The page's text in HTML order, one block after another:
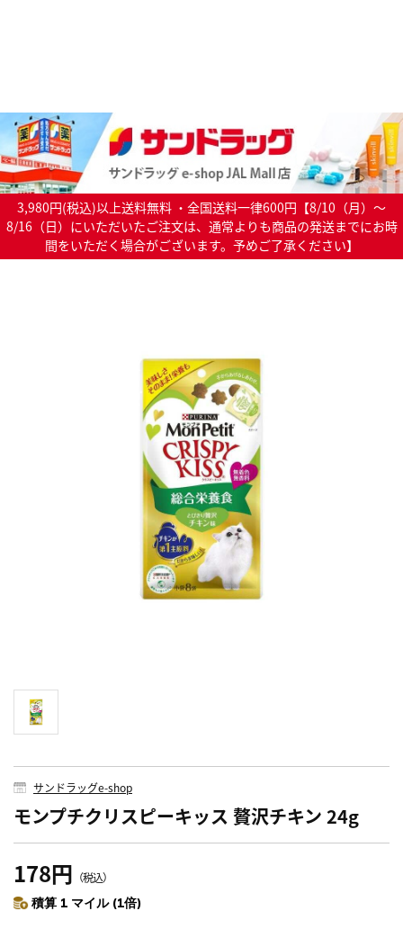
3,980円(税込)以上送料無料 ・全国送料一律600円【8/10（月）～
8/16（日）にいただいたご注文は、通常よりも商品の発送までにお時
間をいただく場合がございます。予めご了承ください】
サンドラッグe-shop
モンプチクリスピーキッス 贅沢チキン 24g
178円 （税込）
積算 1 マイル (1倍)